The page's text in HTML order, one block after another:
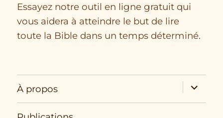
Essayez notre outil en ligne gratuit qui
vous aidera à atteindre le but de lire
toute la Bible dans un temps déterminé.
À propos
expand
child
menu